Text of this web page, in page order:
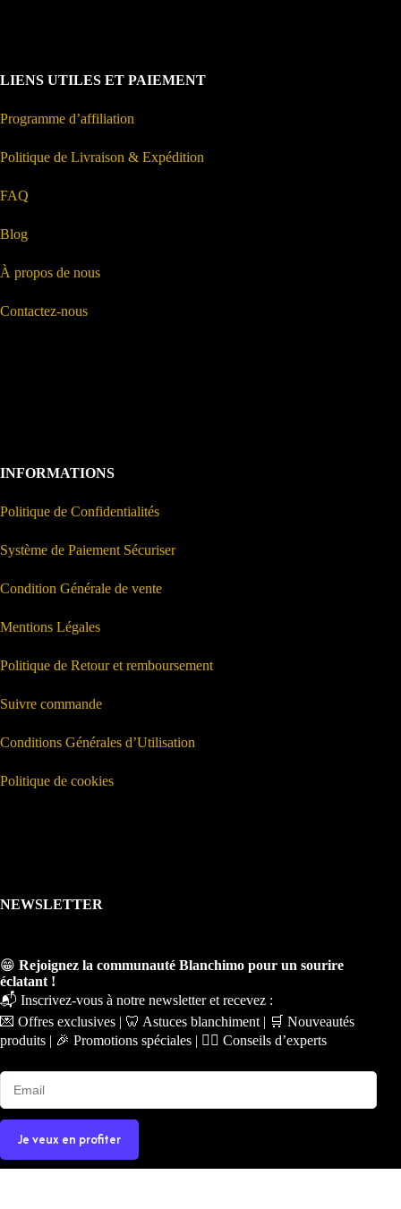
LIENS UTILES ET PAIEMENT
Programme d’affiliation
Politique de Livraison & Expédition
FAQ
Blog
À propos de nous
Contactez-nous
INFORMATIONS
Politique de Confidentialités
Système de Paiement Sécuriser
Condition Générale de vente
Mentions Légales
Politique de Retour et remboursement
Suivre commande
Conditions Générales d’Utilisation
Politique de cookies
NEWSLETTER
😁 Rejoignez la communauté Blanchimo pour un sourire
éclatant !
📬 Inscrivez-vous à notre newsletter et recevez :
💌 Offres exclusives | 🦷 Astuces blanchiment | 🛒 Nouveautés
produits | 🎉 Promotions spéciales | 🧑‍⚕️ Conseils d’experts
Je veux en profiter